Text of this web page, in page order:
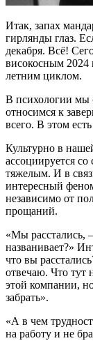
Итак, запах
гирлянды глаз.
декабря. Всё!
високосным 2024
летним циклом.
В психологии мы
относимся к
всего. В этом
Культурно в
ассоциируется
тяжелым. И в
интересный
независимо от
прощаний.
«Мы расстались,
названивает?»
что вы
отвечаю. Что тут
этой компании,
забрать».
«А в чем
на работу и не